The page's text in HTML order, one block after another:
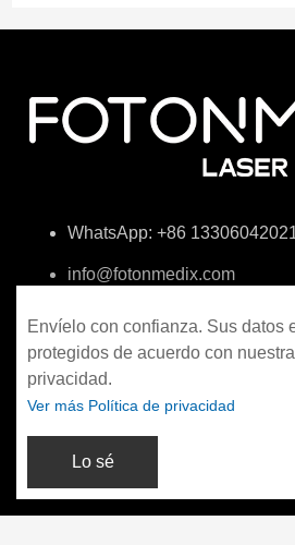
WhatsApp: +86
info@fotonmedix.com
4F, Building C, Cross-strait
Envíelo con confianza. Sus datos
protegidos de acuerdo con
privacidad.
Ver más Política de privacidad
Lo sé